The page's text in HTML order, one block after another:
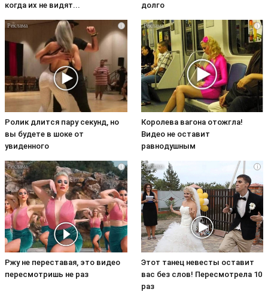
когда их не видят...
долго
i
Ролик длится пару секунд, но
вы будете в шоке от
увиденного
i
Королева вагона отожгла!
Видео не оставит
равнодушным
i
Ржу не переставая, это видео
пересмотришь не раз
i
Этот танец невесты оставит
вас без слов! Пересмотрела 10
раз